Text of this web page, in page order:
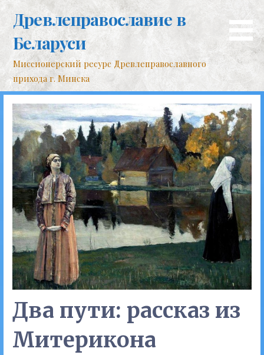
контенту
Древлеправославие в
Беларуси
Миссионерский ресурс Древлеправославного
прихода г. Минска
Два пути: рассказ из
Митерикона